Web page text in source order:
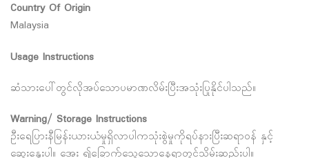
Country Of Origin
Malaysia
Usage Instructions
ဆံသားပေါ်တွင်လိုအပ်သောပမာဏလိမ်းပြီးအသုံးပြုနိုင်ပါသည်။
Warning/ Storage Instructions
ဦးရေပြားနီမြန်းယားယံမှုရှိလာပါကသုံးစွဲမှုကိုရပ်နားပြီးဆရာဝန် နှင့်
ဆွေးနွေးပါ။ အေး ၍ခြောက်သွေ့သောနေရာတွင်သိမ်းဆည်းပါ။